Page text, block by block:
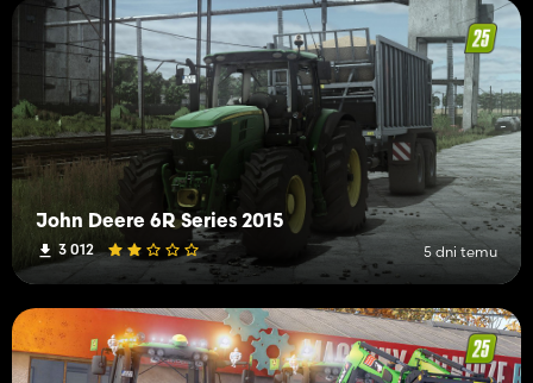
John Deere 6R Series 2015
3 012 5 dni temu